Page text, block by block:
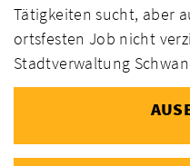
Tätigkeiten sucht, aber
ortsfesten Job nicht
Stadtverwaltung